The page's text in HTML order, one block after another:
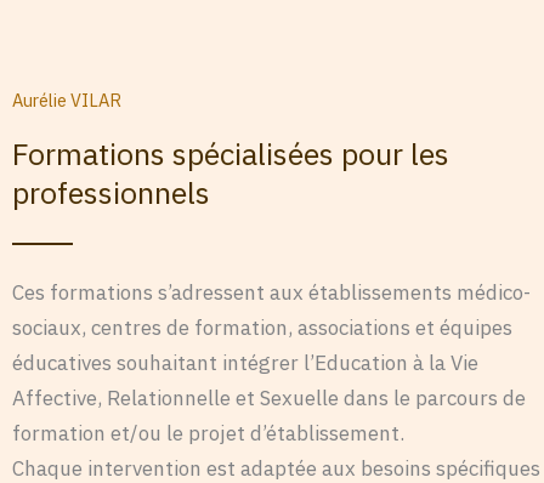
Aurélie VILAR
Formations spécialisées pour les
professionnels
Ces formations s’adressent aux établissements médico-
sociaux, centres de formation, associations et équipes
éducatives souhaitant intégrer l’Education à la Vie
Affective, Relationnelle et Sexuelle dans le parcours de
formation et/ou le projet d’établissement.
Chaque intervention est adaptée aux besoins spécifiques